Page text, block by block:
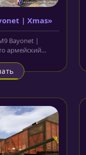
| Xmas»
Bayonet |
армейский